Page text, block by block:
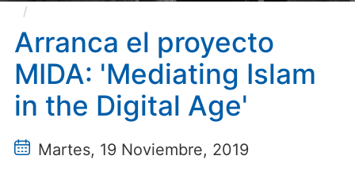
Digital Age'
Arranca el proyecto
MIDA: 'Mediating Islam
in the Digital Age'
Martes, 19 Noviembre, 2019